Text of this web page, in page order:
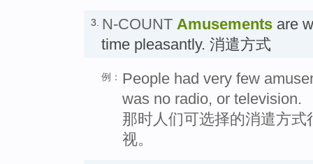
3. N-COUNT Amusements are
time pleasantly. 消遣方式
例： People had very few
was no radio, or television.
那时人们可选择的消遣方
视。